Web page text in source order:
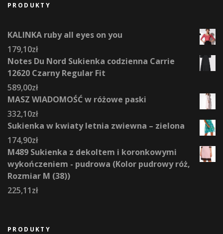
PRODUKTY
KALINKA ruby all eyes on you
179,10zł
Notes Du Nord Sukienka codzienna Carrie
12620 Czarny Regular Fit
589,00zł
MASZ WIADOMOŚĆ w różowe paski
332,10zł
Sukienka w kwiaty letnia zwiewna – zielona
174,90zł
M489 Sukienka z dekoltem i koronkowymi
wykończeniem - pudrowa (Kolor pudrowy róż,
Rozmiar M (38))
225,11zł
PRODUKTY